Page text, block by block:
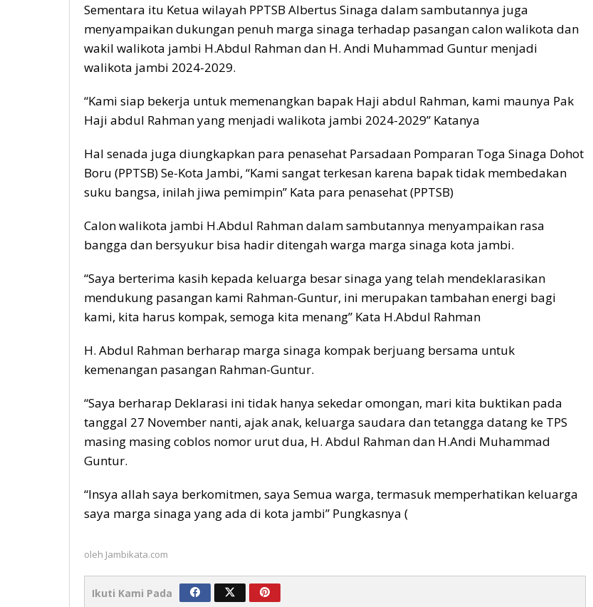
Sementara itu Ketua wilayah PPTSB Albertus Sinaga dalam sambutannya juga
menyampaikan dukungan penuh marga sinaga terhadap pasangan calon walikota dan
wakil walikota jambi H.Abdul Rahman dan H. Andi Muhammad Guntur menjadi
walikota jambi 2024-2029.
“Kami siap bekerja untuk memenangkan bapak Haji abdul Rahman, kami maunya Pak
Haji abdul Rahman yang menjadi walikota jambi 2024-2029” Katanya
Hal senada juga diungkapkan para penasehat Parsadaan Pomparan Toga Sinaga Dohot
Boru (PPTSB) Se-Kota Jambi, “Kami sangat terkesan karena bapak tidak membedakan
suku bangsa, inilah jiwa pemimpin” Kata para penasehat (PPTSB)
Calon walikota jambi H.Abdul Rahman dalam sambutannya menyampaikan rasa
bangga dan bersyukur bisa hadir ditengah warga marga sinaga kota jambi.
“Saya berterima kasih kepada keluarga besar sinaga yang telah mendeklarasikan
mendukung pasangan kami Rahman-Guntur, ini merupakan tambahan energi bagi
kami, kita harus kompak, semoga kita menang” Kata H.Abdul Rahman
H. Abdul Rahman berharap marga sinaga kompak berjuang bersama untuk
kemenangan pasangan Rahman-Guntur.
“Saya berharap Deklarasi ini tidak hanya sekedar omongan, mari kita buktikan pada
tanggal 27 November nanti, ajak anak, keluarga saudara dan tetangga datang ke TPS
masing masing coblos nomor urut dua, H. Abdul Rahman dan H.Andi Muhammad
Guntur.
“Insya allah saya berkomitmen, saya Semua warga, termasuk memperhatikan keluarga
saya marga sinaga yang ada di kota jambi” Pungkasnya (
oleh Jambikata.com
Ikuti Kami Pada